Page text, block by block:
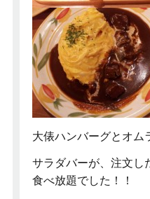
大俵ハンバーグとオム
サラダバーが、注文し
食べ放題でした！！